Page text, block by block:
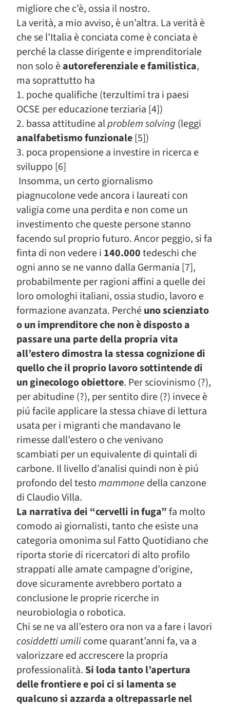
migliore che c’è, ossia il nostro.
La verità, a mio avviso, è un’altra. La verità è
che se l’Italia è conciata come è conciata è
perché la classe dirigente e imprenditoriale
non solo èautoreferenziale e familistica,
ma soprattutto ha
1. poche qualifiche (terzultimi tra i paesi
OCSE per educazione terziaria [4])
2. bassa attitudine alproblem solving (leggi
analfabetismo funzionale[5])
3. poca propensione a investire in ricerca e
sviluppo [6]
Insomma, un certo giornalismo
piagnucolone vede ancora i laureati con
valigia come una perdita e non come un
investimento che queste persone stanno
facendo sul proprio futuro. Ancor peggio, si fa
finta di non vedere i 140.000tedeschi che
ogni anno se ne vanno dalla Germania [7],
probabilmente per ragioni affini a quelle dei
loro omologhi italiani, ossia studio, lavoro e
formazione avanzata. Perchéuno scienziato
o un imprenditore che non è disposto a
passare una parte della propria vita
all’estero dimostra la stessa cognizione di
quello che il proprio lavoro sottintende di
un ginecologo obiettore. Per sciovinismo (?),
per abitudine (?), per sentito dire (?) invece è
piú facile applicare la stessa chiave di lettura
usata per i migranti che mandavano le
rimesse dall’estero o che venivano
scambiati per un equivalente di quintali di
carbone. Il livello d’analisi quindi non è piú
profondo del testomammone della canzone
di Claudio Villa.
La narrativa dei “cervelli in fuga”fa molto
comodo ai giornalisti, tanto che esiste una
categoria omonima sul Fatto Quotidiano che
riporta storie di ricercatori di alto profilo
strappati alle amate campagne d’origine,
dove sicuramente avrebbero portato a
conclusione le proprie ricerche in
neurobiologia o robotica.
Chi se ne va all’estero ora non va a fare i lavori
cosiddetti umilicome quarant’anni fa, va a
valorizzare ed accrescere la propria
professionalità. Si loda tanto l’apertura
delle frontiere e poi ci si lamenta se
qualcuno si azzarda a oltrepassarle nel